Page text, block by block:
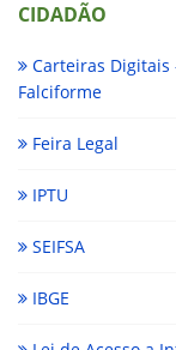
CIDADÃO
Carteiras Digitais
Falciforme
Feira Legal
IPTU
SEIFSA
IBGE